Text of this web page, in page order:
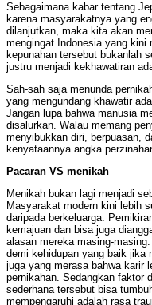
Sebagaimana kabar tentang
karena masyarakatnya yang
dilanjutkan, maka kita akan
mengingat Indonesia yang kini
kepunahan tersebut bukanlah
justru menjadi kekhawatiran
Sah-sah saja menunda
yang mengundang khawatir
Jangan lupa bahwa manusia
disalurkan. Walau memang
menyibukkan diri, berpuasan,
kenyataannya angka
Pacaran VS menikah
Menikah bukan lagi menjadi
Masyarakat modern kini lebih
daripada berkeluarga.
kemajuan dan bisa juga
alasan mereka masing-
demi kehidupan yang baik jika
juga yang merasa bahwa karir
pernikahan. Sedangkan faktor
sederhana tersebut bisa
mempengaruhi adalah rasa